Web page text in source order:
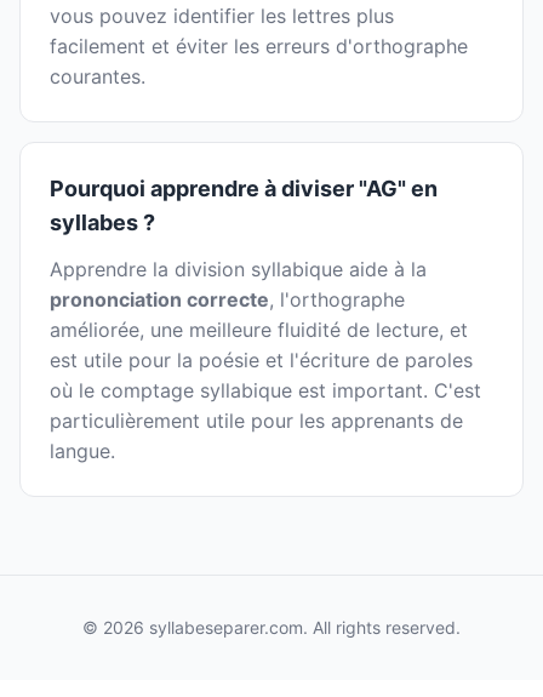
vous pouvez identifier les lettres plus
facilement et éviter les erreurs d'orthographe
courantes.
Pourquoi apprendre à diviser "AG" en
syllabes ?
Apprendre la division syllabique aide à la
prononciation correcte, l'orthographe
améliorée, une meilleure fluidité de lecture, et
est utile pour la poésie et l'écriture de paroles
où le comptage syllabique est important. C'est
particulièrement utile pour les apprenants de
langue.
© 2026 syllabeseparer.com. All rights reserved.